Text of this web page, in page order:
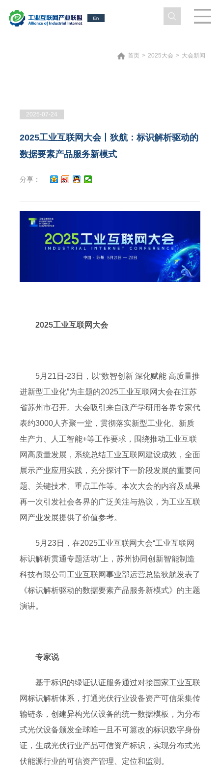
首页 > 2025大会 > 大会新闻
2025-07-24
2025工业互联网大会丨狄航：标识解析驱动的
数据要素产品服务新模式
分享：
2025工业互联网大会
5月21日-23日，以“数智创新 深化赋能 高质量推
进新型工业化”为主题的2025工业互联网大会在江苏
省苏州市召开。大会吸引来自政产学研用各界专家代
表约3000人齐聚一堂，贯彻落实新型工业化、新质
生产力、人工智能+等工作要求，围绕推动工业互联
网高质量发展，系统总结工业互联网建设成效，全面
展示产业应用实践，充分探讨下一阶段发展的重要问
题、关键技术、重点工作等。本次大会的内容及成果
再一次引发社会各界的广泛关注与热议，为工业互联
网产业发展提供了价值参考。
5月23日，在2025工业互联网大会“工业互联网
标识解析贯通专题活动”上，苏州协同创新智能制造
科技有限公司工业互联网事业部运营总监狄航发表了
《标识解析驱动的数据要素产品服务新模式》的主题
演讲。
专家说
基于标识的绿证认证服务通过对接国家工业互联
网标识解析体系，打通光伏行业设备资产可信采集传
输链条，创建异构光伏设备的统一数据模板，为分布
式光伏设备颁发全球唯一且不可篡改的标识数字身份
证，生成光伏行业产品可信资产标识，实现分布式光
伏能源行业的可信资产管理、定位和监测。